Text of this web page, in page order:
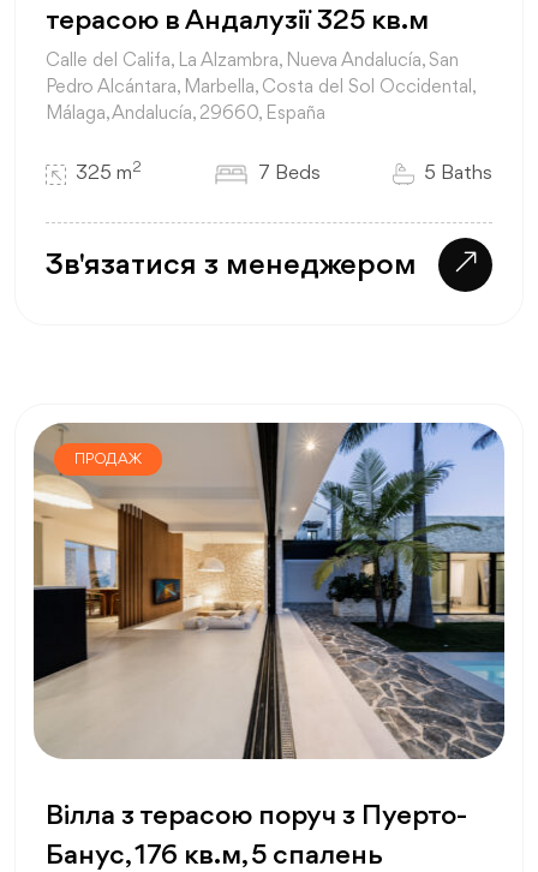
терасою в Андалузії 325 кв.м
Calle del Califa, La Alzambra, Nueva Andalucía, San
Pedro Alcántara, Marbella, Costa del Sol Occidental,
Málaga, Andalucía, 29660, España
325 m2 7 Beds 5 Baths
Зв'язатися з менеджером
ПРОДАЖ
Вілла з терасою поруч з Пуерто-
Банус, 176 кв.м, 5 спалень